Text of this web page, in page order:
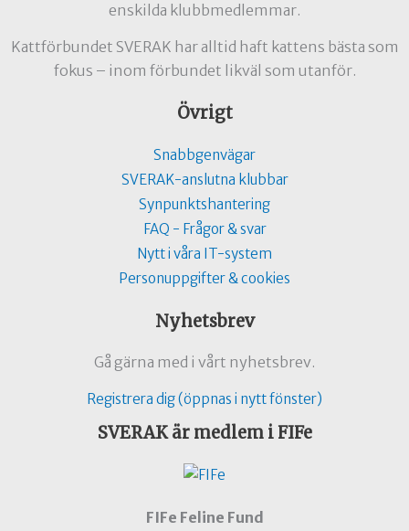
enskilda klubbmedlemmar.
Kattförbundet SVERAK har alltid haft kattens bästa som
fokus – inom förbundet likväl som utanför.
Övrigt
Snabbgenvägar
SVERAK-anslutna klubbar
Synpunktshantering
FAQ - Frågor & svar
Nytt i våra IT-system
Personuppgifter & cookies
Nyhetsbrev
Gå gärna med i vårt nyhetsbrev.
Registrera dig (öppnas i nytt fönster)
SVERAK är medlem i FIFe
FIFe Feline Fund